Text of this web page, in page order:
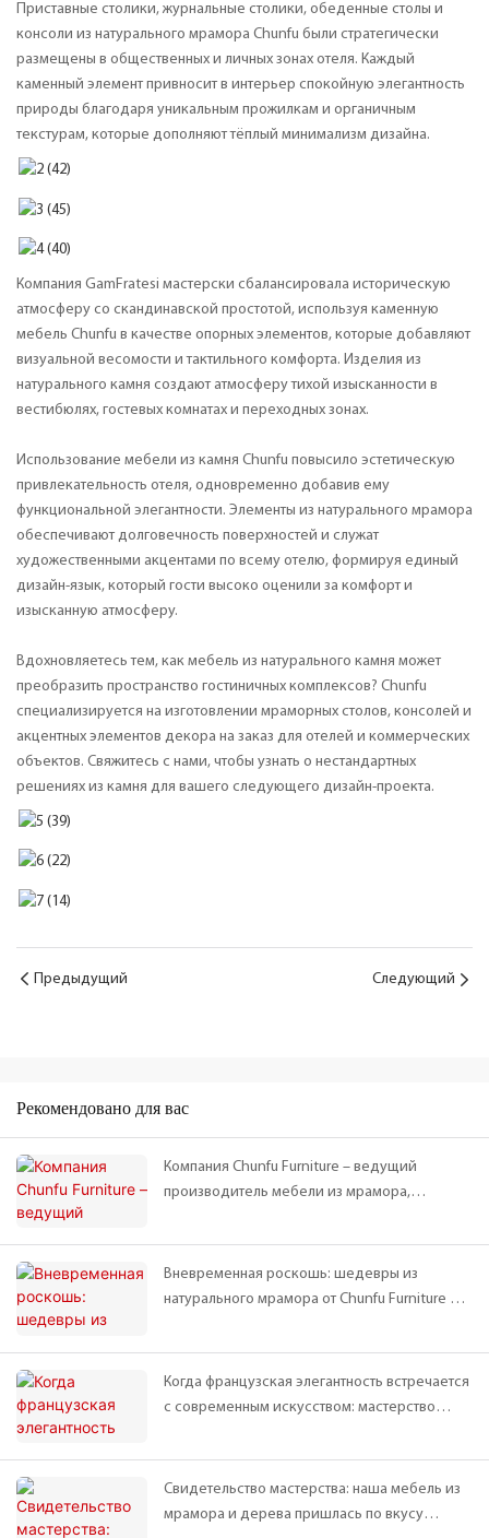
Приставные столики, журнальные столики, обеденные столы и
консоли из натурального мрамора Chunfu были стратегически
размещены в общественных и личных зонах отеля. Каждый
каменный элемент привносит в интерьер спокойную элегантность
природы благодаря уникальным прожилкам и органичным
текстурам, которые дополняют тёплый минимализм дизайна.
Компания GamFratesi мастерски сбалансировала историческую
атмосферу со скандинавской простотой, используя каменную
мебель Chunfu в качестве опорных элементов, которые добавляют
визуальной весомости и тактильного комфорта. Изделия из
натурального камня создают атмосферу тихой изысканности в
вестибюлях, гостевых комнатах и ​​переходных зонах.
Использование мебели из камня Chunfu повысило эстетическую
привлекательность отеля, одновременно добавив ему
функциональной элегантности. Элементы из натурального мрамора
обеспечивают долговечность поверхностей и служат
художественными акцентами по всему отелю, формируя единый
дизайн-язык, который гости высоко оценили за комфорт и
изысканную атмосферу.
Вдохновляетесь тем, как мебель из натурального камня может
преобразить пространство гостиничных комплексов? Chunfu
специализируется на изготовлении мраморных столов, консолей и
акцентных элементов декора на заказ для отелей и коммерческих
объектов. Свяжитесь с нами, чтобы узнать о нестандартных
решениях из камня для вашего следующего дизайн-проекта.
Предыдущий Следующий
Рекомендовано для вас
Компания Chunfu Furniture – ведущий
производитель мебели из мрамора,
натурального мрамора для авангардного
проекта Vanke в Шанхае.
Вневременная роскошь: шедевры из
натурального мрамора от Chunfu Furniture в
Когда французская элегантность встречается
с современным искусством: мастерство
магазине Chunfu Furniture в Шэньяне
Свидетельство мастерства: наша мебель из
мрамора и дерева пришлась по вкусу